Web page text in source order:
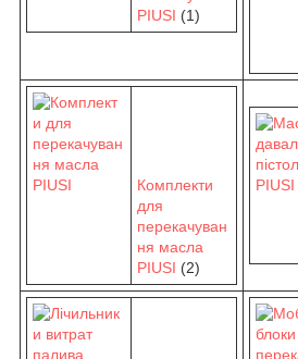
PIUSI (1)
Комплекти
для
перекачуван
ня масла
PIUSI (2)